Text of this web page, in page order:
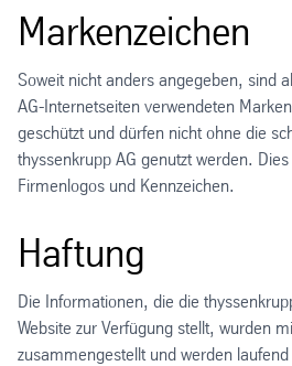
Markenzeichen
Soweit nicht anders angegeben, sind
AG-Internetseiten verwendeten
geschützt und dürfen nicht ohne die
thyssenkrupp AG genutzt werden.
Firmenlogos und Kennzeichen.
Haftung
Die Informationen, die die
Website zur Verfügung stellt, wurden
zusammengestellt und werden